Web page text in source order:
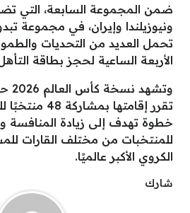
ضمن المجموعة السابعة، التي
ونيوزيلندا وإيران، في مجموعة
تحمل العديد من التحديات
الأربعة الساعية لحجز بطاقة
تقرر إقامتها
خطوة تهدف إلى زيادة المنافسة
للمنتخبات من مختلف القارات
الكروي الأكبر عالميًا.
شارك